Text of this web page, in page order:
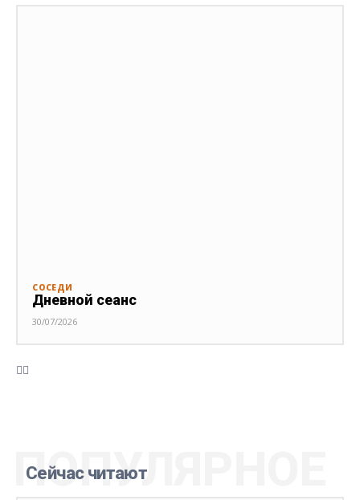
СОСЕДИ
Дневной сеанс
30/07/2026
Сейчас читают
ПОПУЛЯРНОЕ